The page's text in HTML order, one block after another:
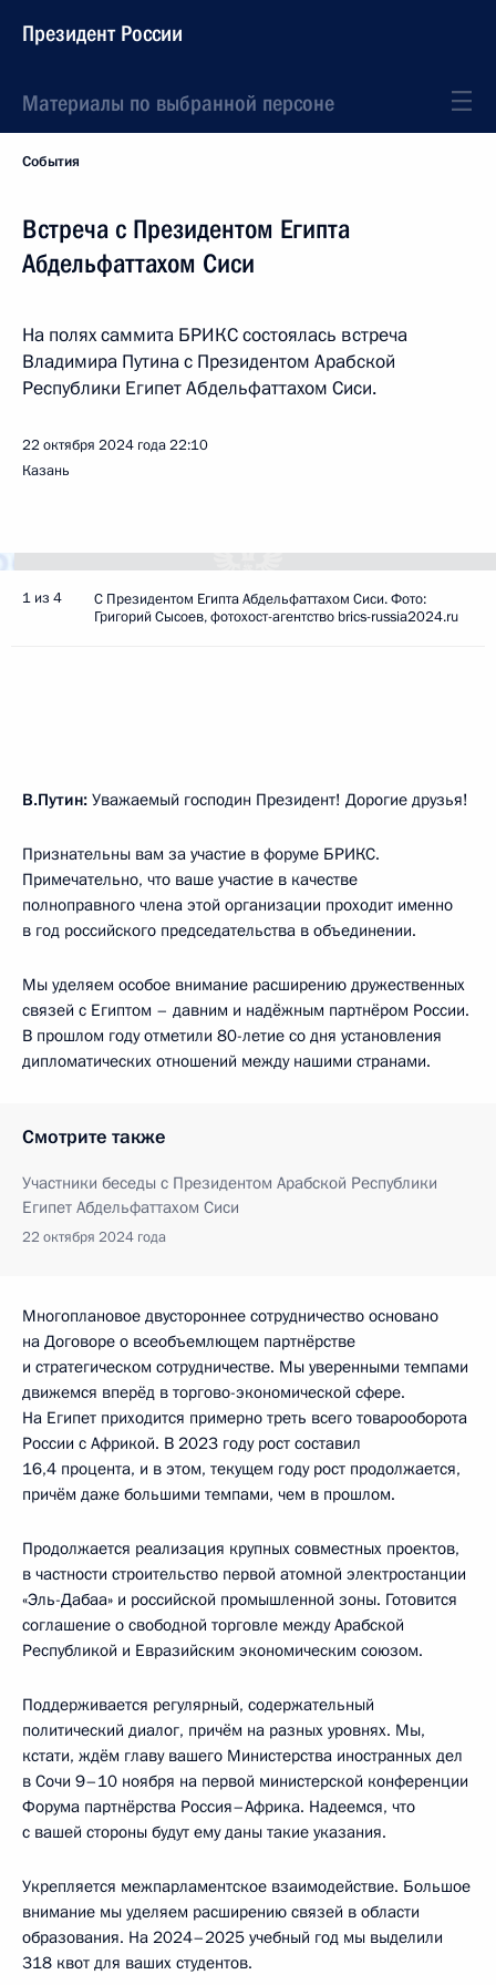
Президент России
Материалы по выбранной персоне
События
Встреча с Президентом Египта
Абдельфаттахом Сиси
На полях саммита БРИКС состоялась встреча
Владимира Путина с Президентом Арабской
Республики Египет Абдельфаттахом Сиси.
22 октября 2024 года22:10
Казань
1 из 4
С Президентом Египта Абдельфаттахом Сиси. Фото:
Григорий Сысоев, фотохост-агентство brics-russia2024.ru
В.Путин: Уважаемый господин Президент! Дорогие друзья!
Признательны вам за участие в форуме БРИКС.
Примечательно, что ваше участие в качестве
полноправного члена этой организации проходит именно
в год российского председательства в объединении.
Мы уделяем особое внимание расширению дружественных
связей с Египтом – давним и надёжным партнёром России.
В прошлом году отметили 80-летие со дня установления
дипломатических отношений между нашими странами.
Смотрите также
Участники беседы с Президентом Арабской Республики
Египет Абдельфаттахом Сиси
22 октября 2024 года
Многоплановое двустороннее сотрудничество основано
на Договоре о всеобъемлющем партнёрстве
и стратегическом сотрудничестве. Мы уверенными темпами
движемся вперёд в торгово-экономической сфере.
На Египет приходится примерно треть всего товарооборота
России с Африкой. В 2023 году рост составил
16,4 процента, и в этом, текущем году рост продолжается,
причём даже большими темпами, чем в прошлом.
Продолжается реализация крупных совместных проектов,
в частности строительство первой атомной электростанции
«Эль-Дабаа» и российской промышленной зоны. Готовится
соглашение о свободной торговле между Арабской
Республикой и Евразийским экономическим союзом.
Поддерживается регулярный, содержательный
политический диалог, причём на разных уровнях. Мы,
кстати, ждём главу вашего Министерства иностранных дел
в Сочи 9–10 ноября на первой министерской конференции
Форума партнёрства Россия–Африка. Надеемся, что
с вашей стороны будут ему даны такие указания.
Укрепляется межпарламентское взаимодействие. Большое
внимание мы уделяем расширению связей в области
образования. На 2024–2025 учебный год мы выделили
318 квот для ваших студентов.